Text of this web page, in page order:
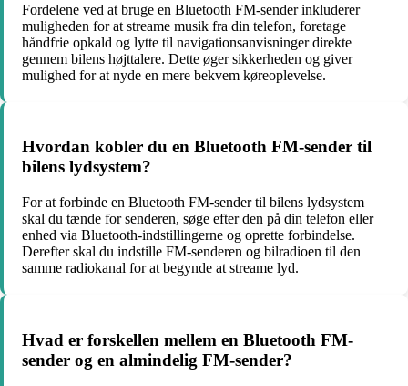
Fordelene ved at bruge en Bluetooth FM-sender inkluderer
muligheden for at streame musik fra din telefon, foretage
håndfrie opkald og lytte til navigationsanvisninger direkte
gennem bilens højttalere. Dette øger sikkerheden og giver
mulighed for at nyde en mere bekvem køreoplevelse.
Hvordan kobler du en Bluetooth FM-sender til
bilens lydsystem?
For at forbinde en Bluetooth FM-sender til bilens lydsystem
skal du tænde for senderen, søge efter den på din telefon eller
enhed via Bluetooth-indstillingerne og oprette forbindelse.
Derefter skal du indstille FM-senderen og bilradioen til den
samme radiokanal for at begynde at streame lyd.
Hvad er forskellen mellem en Bluetooth FM-
sender og en almindelig FM-sender?